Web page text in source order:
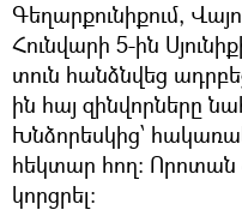
Գեղարքունիքում,
Հունվարի 5-ին
տուն հանձնվեց
ին հայ զինվորները
Խնձորեսկից՝
հեկտար հող: Որոտան
կորցրել։